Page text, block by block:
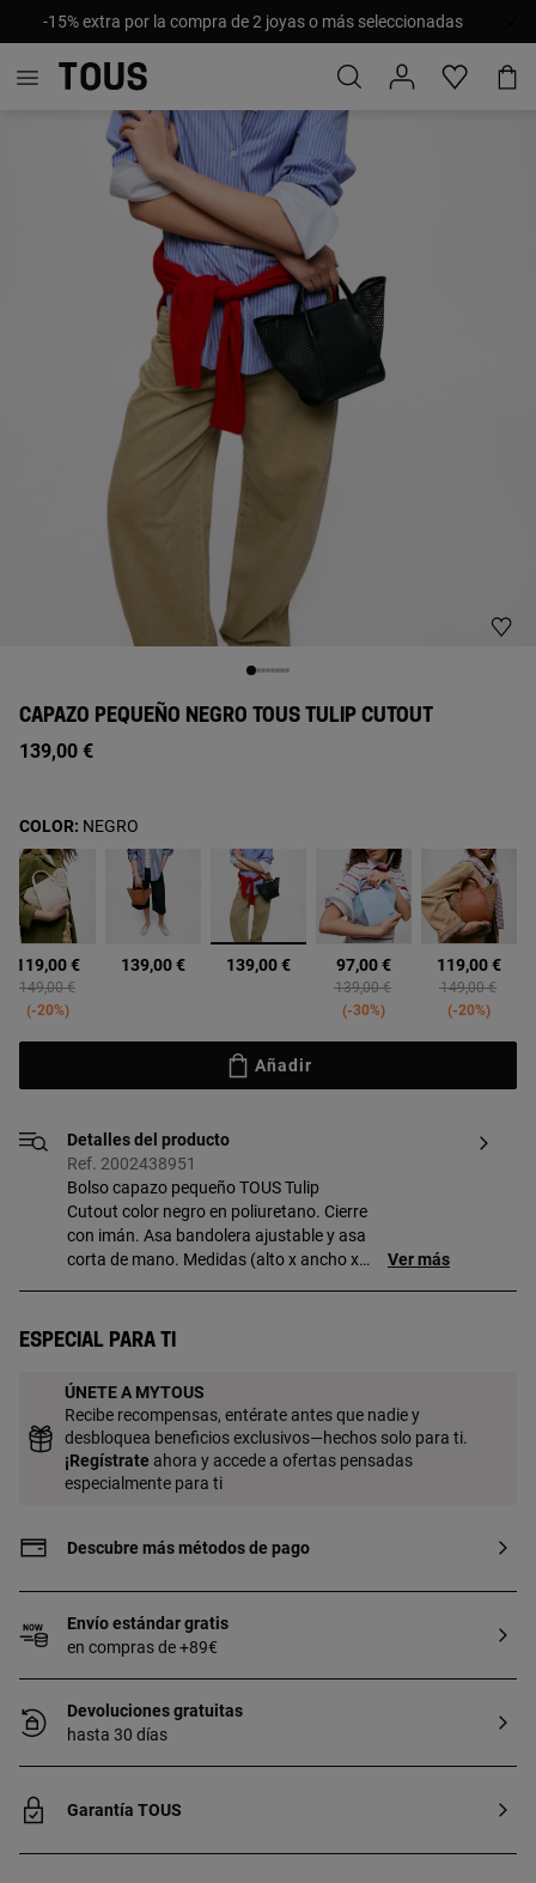
-15% extra por la compra de 2 joyas o más seleccionadas
CAPAZO PEQUEÑO NEGRO TOUS TULIP CUTOUT
139,00 €
119,00 €
Price reduced from
149,00 €to
-20%
139,00 € seleccionado
139,00 € 97,00 €
Price reduced from
139,00 €to
-30%
119,00 €
Price reduced
149,00 €to
-20%
COLOR: NEGRO
Añadir
Detalles del producto
Ref. 2002438951
Bolso capazo pequeño TOUS Tulip
Cutout color negro en poliuretano. Cierre
con imán. Asa bandolera ajustable y asa
corta de mano. Medidas (alto x ancho x
Ver más
Especial para ti
ÚNETE A MYTOUS
Recibe recompensas, entérate antes que nadie y
desbloquea beneficios exclusivos—hechos solo para ti.
¡Regístrate ahora y accede a ofertas pensadas
especialmente para ti
Descubre más métodos de pago
Envío estándar gratis
en compras de +89€
Devoluciones gratuitas
hasta 30 días
Garantía TOUS